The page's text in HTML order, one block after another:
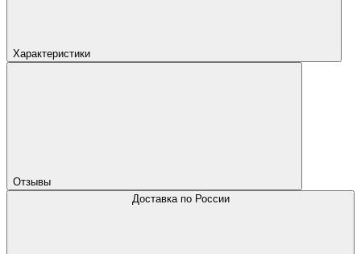
Характеристики
Отзывы
Доставка по России